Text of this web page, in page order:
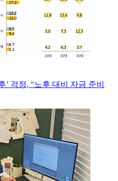
’ 걱정, “노후 대비 자금 준비